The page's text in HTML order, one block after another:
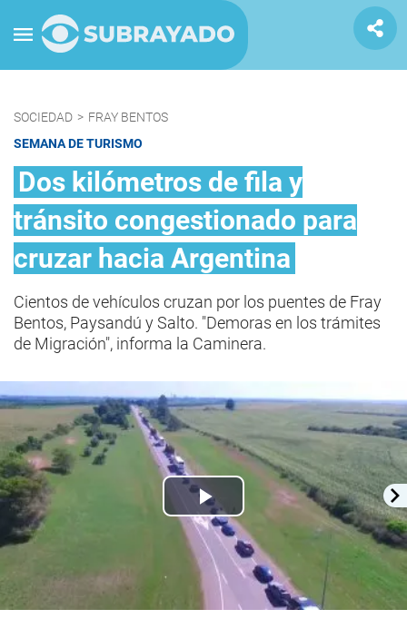
SOCIEDAD > FRAY BENTOS
SEMANA DE TURISMO
Dos kilómetros de fila y
tránsito congestionado para
cruzar hacia Argentina
Cientos de vehículos cruzan por los puentes de Fray
Bentos, Paysandú y Salto. "Demoras en los trámites
de Migración", informa la Caminera.
Play
Video